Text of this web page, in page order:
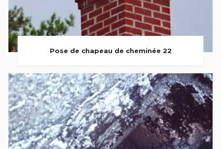
Pose de chapeau de cheminée 22